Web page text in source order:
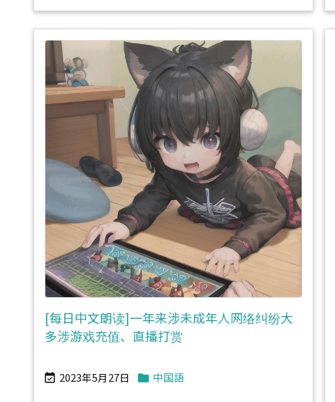
[每日中文朗读]一年来涉未成年人网络纠纷大
多涉游戏充值、直播打赏
 2023年5月27日  中国語